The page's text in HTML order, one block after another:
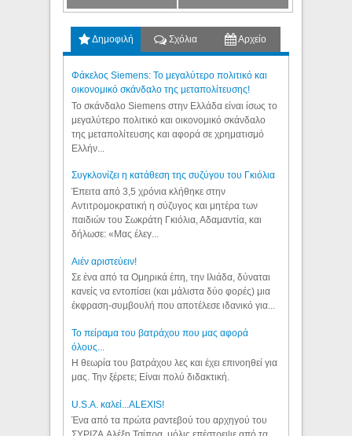
Δημοφιλή Σχόλια Αρχείο
Φάκελος Siemens: Το μεγαλύτερο πολιτικό και
οικονομικό σκάνδαλο της μεταπολίτευσης!
Το σκάνδαλο Siemens στην Ελλάδα είναι ίσως το
μεγαλύτερο πολιτικό και οικονομικό σκάνδαλο
της μεταπολίτευσης και αφορά σε χρηματισμό
Ελλήν...
Συγκλονίζει η κατάθεση της συζύγου του Γκιόλια
Έπειτα από 3,5 χρόνια κλήθηκε στην
Αντιτρομοκρατική η σύζυγος και μητέρα των
παιδιών του Σωκράτη Γκιόλια, Αδαμαντία, και
δήλωσε: «Μας έλεγ...
Aιέν αριστεύειν!
Σε ένα από τα Ομηρικά έπη, την Ιλιάδα, δύναται
κανείς να εντοπίσει (και μάλιστα δύο φορές) μια
έκφραση-συμβουλή που αποτέλεσε ιδανικό για...
Το πείραμα του βατράχου που μας αφορά
όλους...
Η θεωρία του βατράχου λες και έχει επινοηθεί για
μας. Την ξέρετε; Είναι πολύ διδακτική.
U.S.A. καλεί...ALEXIS!
Ένα από τα πρώτα ραντεβού του αρχηγού του